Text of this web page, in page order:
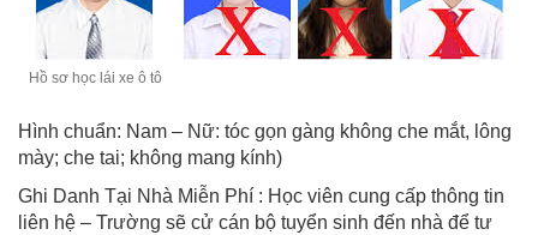
Hồ sơ học lái xe ô tô
Hình chuẩn: Nam – Nữ: tóc gọn gàng không che mắt, lông
mày; che tai; không mang kính)
Ghi Danh Tại Nhà Miễn Phí : Học viên cung cấp thông tin
liên hệ – Trường sẽ cử cán bộ tuyển sinh đến nhà để tư